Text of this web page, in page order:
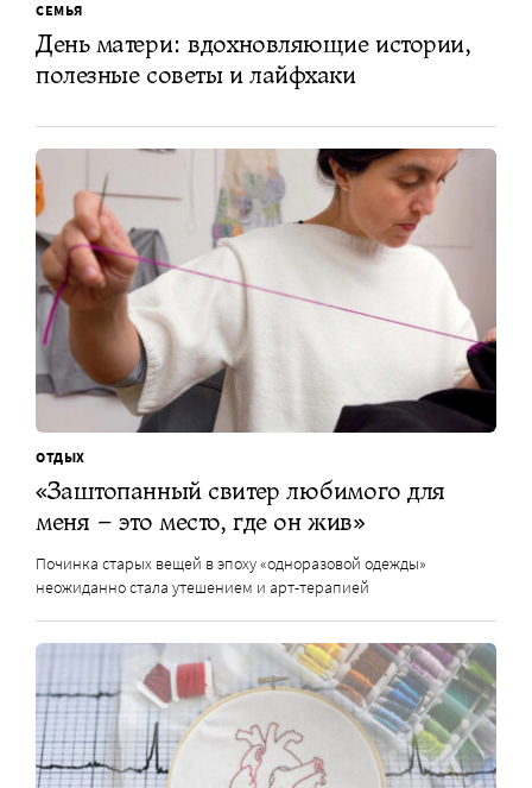
СЕМЬЯ
День матери: вдохновляющие истории,
полезные советы и лайфхаки
ОТДЫХ
«Заштопанный свитер любимого для
меня – это место, где он жив»
Починка старых вещей в эпоху «одноразовой одежды»
неожиданно стала утешением и арт-терапией